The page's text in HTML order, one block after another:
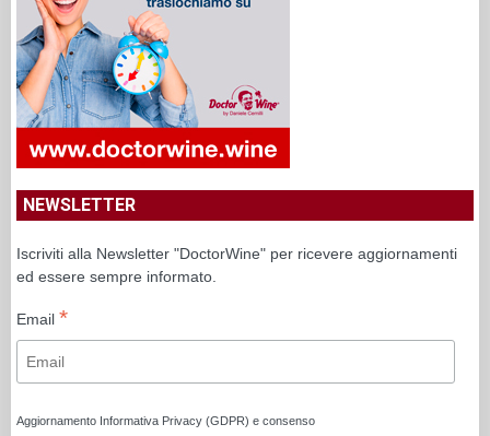
NEWSLETTER
Iscriviti alla Newsletter "DoctorWine" per ricevere aggiornamenti
ed essere sempre informato.
Email *
Aggiornamento Informativa Privacy (GDPR) e consenso